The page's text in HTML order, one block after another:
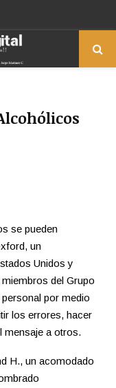
se pueden
un
Unidos y
del Grupo
por medio
los errores, hacer
mensaje a otros.
H., un acomodado